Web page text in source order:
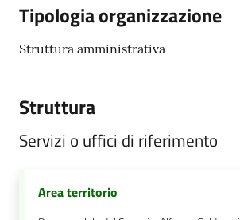
Tipologia organizzazione
Struttura amministrativa
Struttura
Servizi o uffici di riferimento
Area territorio